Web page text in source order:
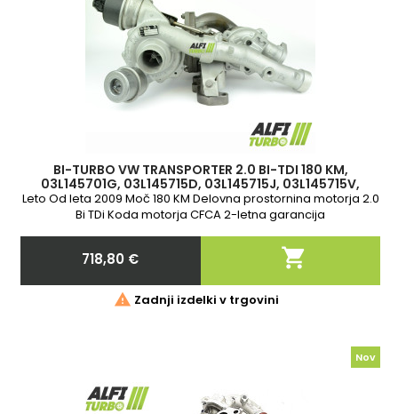
BI-TURBO VW TRANSPORTER 2.0 BI-TDI 180 KM,
03L145701G, 03L145715D, 03L145715J, 03L145715V,
10009700027, 10009700053
Leto Od leta 2009 Moč 180 KM Delovna prostornina motorja 2.0
Bi TDi Koda motorja CFCA 2-letna garancija
Cena
718,80 € 
 Zadnji izdelki v trgovini
Nov